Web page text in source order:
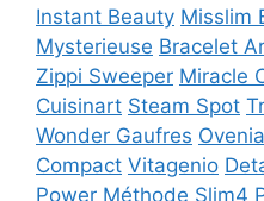
Instant Beauty Misslim
Mysterieuse Bracelet
Zippi Sweeper Miracle
Cuisinart Steam Spot
Wonder Gaufres Ovenia
Compact Vitagenio
Power Méthode Slim4